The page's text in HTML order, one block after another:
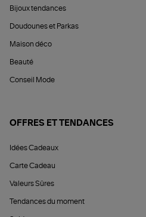
Bijoux tendances
Doudounes et Parkas
Maison déco
Beauté
Conseil Mode
OFFRES ET TENDANCES
Idées Cadeaux
Carte Cadeau
Valeurs Sûres
Tendances du moment